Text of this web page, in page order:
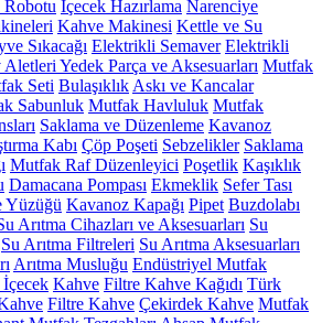
İçecek Hazırlama Narenciye
Kahve Makinesi Kettle ve Su
Sıkacağı Elektrikli Semaver Elektrikli
Yedek Parça ve Aksesuarları Mutfak
Seti Bulaşıklık Askı ve Kancalar
Sabunluk Mutfak Havluluk Mutfak
Saklama ve Düzenleme Kavanoz
Kabı Çöp Poşeti Sebzelikler Saklama
Mutfak Raf Düzenleyici Poşetlik Kaşıklık
Damacana Pompası Ekmeklik Sefer Tası
Yüzüğü Kavanoz Kapağı Pipet Buzdolabı
Arıtma Cihazları ve Aksesuarları Su
Su Arıtma Filtreleri Su Arıtma Aksesuarları
Arıtma Musluğu Endüstriyel Mutfak
İçecek Kahve Filtre Kahve Kağıdı Türk
Filtre Kahve Çekirdek Kahve Mutfak